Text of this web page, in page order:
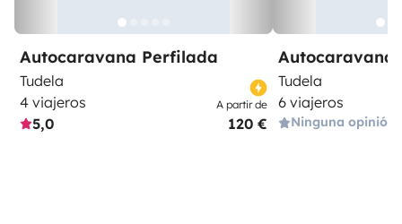
Autocaravana Perfilada
Tudela
4 viajeros
5,0
A partir de
120 €
Autocaravana
Tudela
6 viajeros
Ninguna opinión